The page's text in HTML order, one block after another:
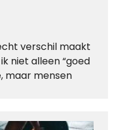
verschil maakt
niet alleen “goed
maar mensen